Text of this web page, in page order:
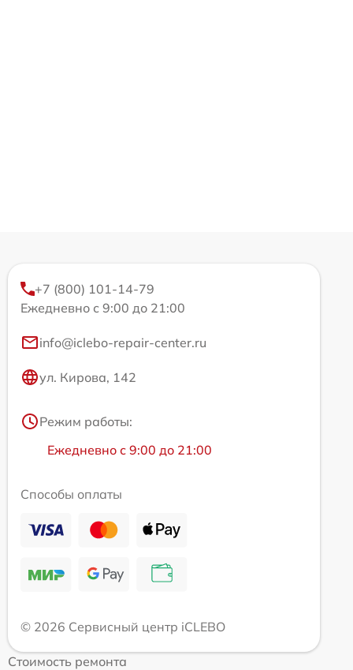
+7 (800) 101-14-79
Ежедневно с 9:00 до 21:00
info@iclebo-repair-center.ru
ул. Кирова, 142
Режим работы:
Ежедневно с 9:00 до 21:00
Способы оплаты
© 2026 Сервисный центр iCLEBO
Стоимость ремонта